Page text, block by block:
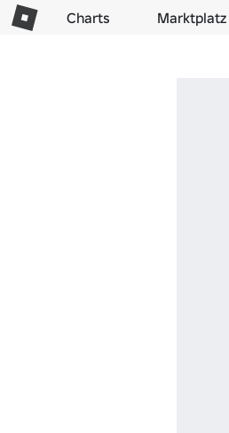
Charts Marktplatz